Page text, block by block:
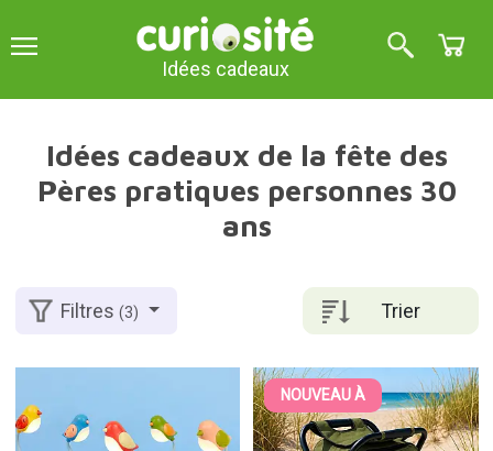
Idées cadeaux
Idées cadeaux de la fête des
Pères pratiques personnes 30
ans
Trier
Filtres(3)
NOUVEAU À